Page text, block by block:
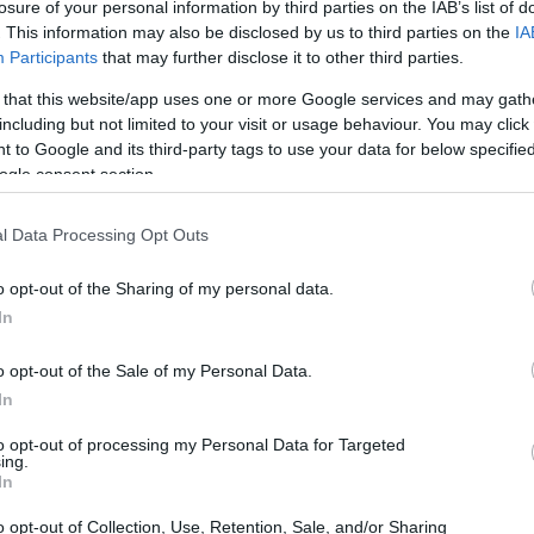
of your personal information by third parties on the IAB’s list of
This information may also be disclosed by us to third parties on the
Participants that may further disclose it to other third parties.
that this website/app uses one or more Google services and may
but not limited to your visit or usage behaviour. You may
to Google and its third-party tags to use your data for below
consent section.
Data Processing Opt Outs
opt-out of the Sharing of my personal data.
opt-out of the Sale of my Personal Data.
opt-out of processing my Personal Data for Targeted
opt-out of Collection, Use, Retention, Sale, and/or Sharing
si è rivelata un incontro molto
dato il massimo per conquistare i tre punti. I
iniziato con grande determinazione, cercando di
è dimostrata un avversario ostico, ben organizzato
minuto, un difensore della squadra ospite ha
su Sekou, pronto a segnare.
ripresa è arrivato il momento che ha cambiato le
sulla sinistra ha portato a un cross al centro, che è
avversario. L’arbitro non ha avuto dubbi e ha
con grande sicurezza, portando la PLM